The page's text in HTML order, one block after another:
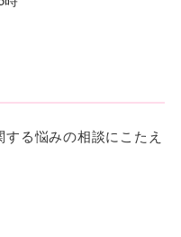
る悩みの相談にこたえ